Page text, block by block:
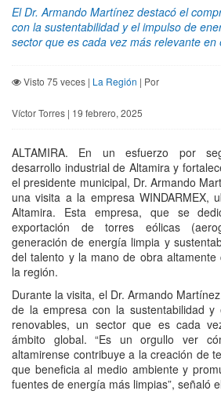
El Dr. Armando Martínez destacó el
con la sustentabilidad y el impulso de
sector que es cada vez más relevante en
Visto 75 veces | La Región | Por
Víctor Torres | 19 febrero, 2025
ALTAMIRA. En un esfuerzo por
desarrollo industrial de Altamira y
el presidente municipal, Dr. Armando
una visita a la empresa WINDARMEX,
Altamira. Esta empresa, que se
exportación de torres eólicas
generación de energía limpia y
del talento y la mano de obra altamente
la región.
Durante la visita, el Dr. Armando
de la empresa con la sustentabilidad
renovables, un sector que es cada
ámbito global. “Es un orgullo ver
altamirense contribuye a la creación de
que beneficia al medio ambiente y
fuentes de energía más limpias”, señaló